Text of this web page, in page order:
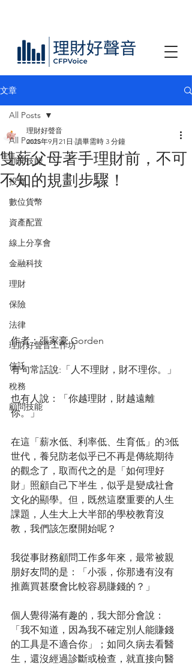
文章
All Posts
顧問技能
投資
數位貨幣
資產配置
線上分享會
金融科技
理財
保險
法律
理財好聲音工作坊
信託
稅務
顧問技能
All Posts
雙薪父母著手理財前，不可
不知的規劃步驟！
理財好聲音
2025年9月21日 讀畢需時 3 分鐘
作者：張家豪 Gorden
有句常話說:「人不理財，財不理你。」
也有人說：「你越理財，財越遠離
你。」
在這「薪水低、利率低、生育低」的3低
世代，養兒防老似乎已不再是傳統期待
的觀念了，取而代之的是「如何理好
財」照顧自己下半生，似乎是變成社會
文化的顯學。但，既然這麼重要的人生
課題，人生大上大半部的學校教育沒
教，我們該怎麼開始呢？
我從事財務顧問工作多年來，最常被親
朋好友問的是：「小張，你那邊有沒有
推薦買甚麼會比較容易賺錢的？」
個人覺得滿有趣的，我大部分會說：
「我不知道，因為我不確定別人能賺錢
的工具是不適合你」；如同久病去看醫
生，還沒經過診斷或檢查，就直接向醫